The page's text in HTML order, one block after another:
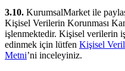
3.10. KurumsalMarket ile
Kişisel Verilerin Korunması
işlenmektedir. Kişisel verilerin
edinmek için lütfen Kişisel
Metni’ni inceleyiniz.